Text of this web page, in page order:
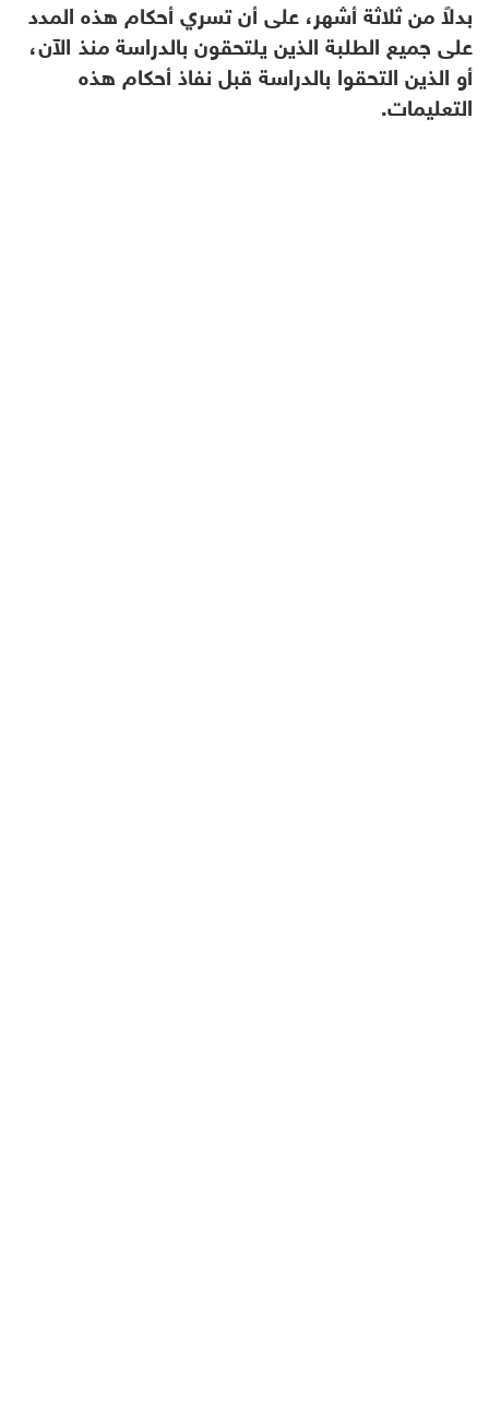
بدلاً من ثلاثة أشهر، على أن تسري أحكام هذه المدد
على جميع الطلبة الذين يلتحقون بالدراسة منذ الآن،
أو الذين التحقوا بالدراسة قبل نفاذ أحكام هذه
التعليمات.